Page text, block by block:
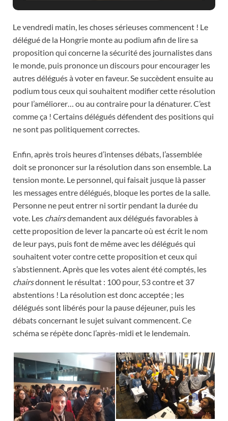
Le vendredi matin, les choses sérieuses commencent ! Le
délégué de la Hongrie monte au podium afin de lire sa
proposition qui concerne la sécurité des journalistes dans
le monde, puis prononce un discours pour encourager les
autres délégués à voter en faveur. Se succèdent ensuite au
podium tous ceux qui souhaitent modifier cette résolution
pour l’améliorer… ou au contraire pour la dénaturer. C’est
comme ça ! Certains délégués défendent des positions qui
ne sont pas politiquement correctes.
Enfin, après trois heures d’intenses débats, l’assemblée
doit se prononcer sur la résolution dans son ensemble. La
tension monte. Le personnel, qui faisait jusque là passer
les messages entre délégués, bloque les portes de la salle.
Personne ne peut entrer ni sortir pendant la durée du
vote. Les chairsdemandent aux délégués favorables à
cette proposition de lever la pancarte où est écrit le nom
de leur pays, puis font de même avec les délégués qui
souhaitent voter contre cette proposition et ceux qui
s’abstiennent. Après que les votes aient été comptés, les
chairsdonnent le résultat : 100 pour, 53 contre et 37
abstentions ! La résolution est donc acceptée ; les
délégués sont libérés pour la pause déjeuner, puis les
débats concernant le sujet suivant commencent. Ce
schéma se répète donc l’après-midi et le lendemain.